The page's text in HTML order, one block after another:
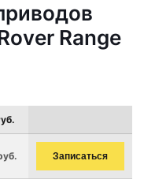
Range
Записаться